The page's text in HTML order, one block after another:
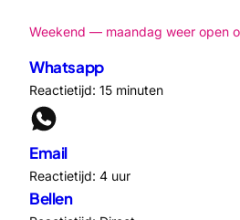
Weekend — maandag weer open
Whatsapp
Reactietijd: 15 minuten
Email
Reactietijd: 4 uur
Bellen